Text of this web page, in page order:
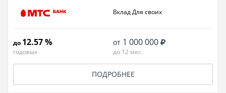
Вклад Для своих
до 12.57 %
годовых
от 1 000 000
до 12 мес.
ПОДРОБНЕЕ